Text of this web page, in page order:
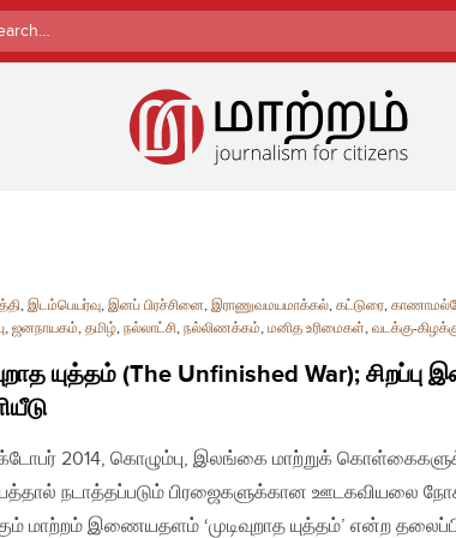
, இடம்பெயர்வு, இனப் பிரச்சினை, இராணுவமயமாக்கல், கட்டுரை,
, ஜனநாயகம், தமிழ், நல்லாட்சி, நல்லிணக்கம், மனித உரிமைகள், வடக்கு-
யுத்தம் (The Unfinished War);
2014, கொழும்பு, இலங்கை மாற்றுக்
நடாத்தப்படும் பிரஜைகளுக்கான ஊடகவியலை
மாற்றம் இணையதளம் ‘முடிவுறாத யுத்தம்’ என்ற